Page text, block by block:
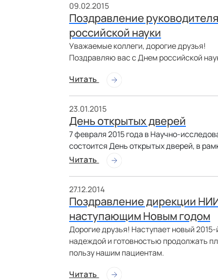
09.02.2015
Поздравление
российской науки
Уважаемые коллеги, дорогие друзья!
Поздравляю вас с Днем российской
Читать
23.01.2015
День открытых дверей
7 февраля 2015 года в Научно-
состоится День открытых дверей, в
Читать
27.12.2014
Поздравление дирекции
наступающим Новым годом
Дорогие друзья! Наступает новый
надеждой и готовностью продолжать
пользу нашим пациентам.
Читать